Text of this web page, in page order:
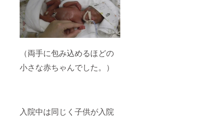
（両手に包み込めるほどの
小さな赤ちゃんでした。）
入院中は同じく子供が入院